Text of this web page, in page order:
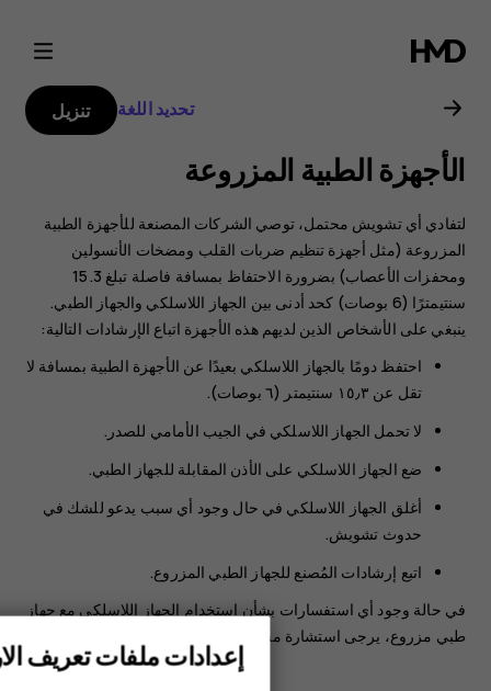
دليل
مستخدم
هاتف
Nokia
4.2
تحديد اللغة تنزيل
الأجهزة الطبية المزروعة
لتفادي أي تشويش محتمل، توصي الشركات المصنعة للأجهزة الطبية
المزروعة (مثل أجهزة تنظيم ضربات القلب ومضخات الأنسولين
ومحفزات الأعصاب) بضرورة الاحتفاظ بمسافة فاصلة تبلغ 15.3
سنتيمترًا (6 بوصات) كحد أدنى بين الجهاز اللاسلكي والجهاز الطبي.
ينبغي على الأشخاص الذين لديهم هذه الأجهزة اتباع الإرشادات التالية:
احتفظ دومًا بالجهاز اللاسلكي بعيدًا عن الأجهزة الطبية بمسافة لا
تقل عن ١٥٫٣ سنتيمتر (٦ بوصات).
لا تحمل الجهاز اللاسلكي في الجيب الأمامي للصدر.
ضع الجهاز اللاسلكي على الأذن المقابلة للجهاز الطبي.
أغلق الجهاز اللاسلكي في حال وجود أي سبب يدعو للشك في
حدوث تشويش.
اتبع إرشادات المُصنع للجهاز الطبي المزروع.
في حالة وجود أي استفسارات بشأن استخدام الجهاز اللاسلكي مع جهاز
طبي مزروع، يرجى استشارة مسؤول الرعاية الطبية الخاص بك.
إعدادات ملفات تعريف